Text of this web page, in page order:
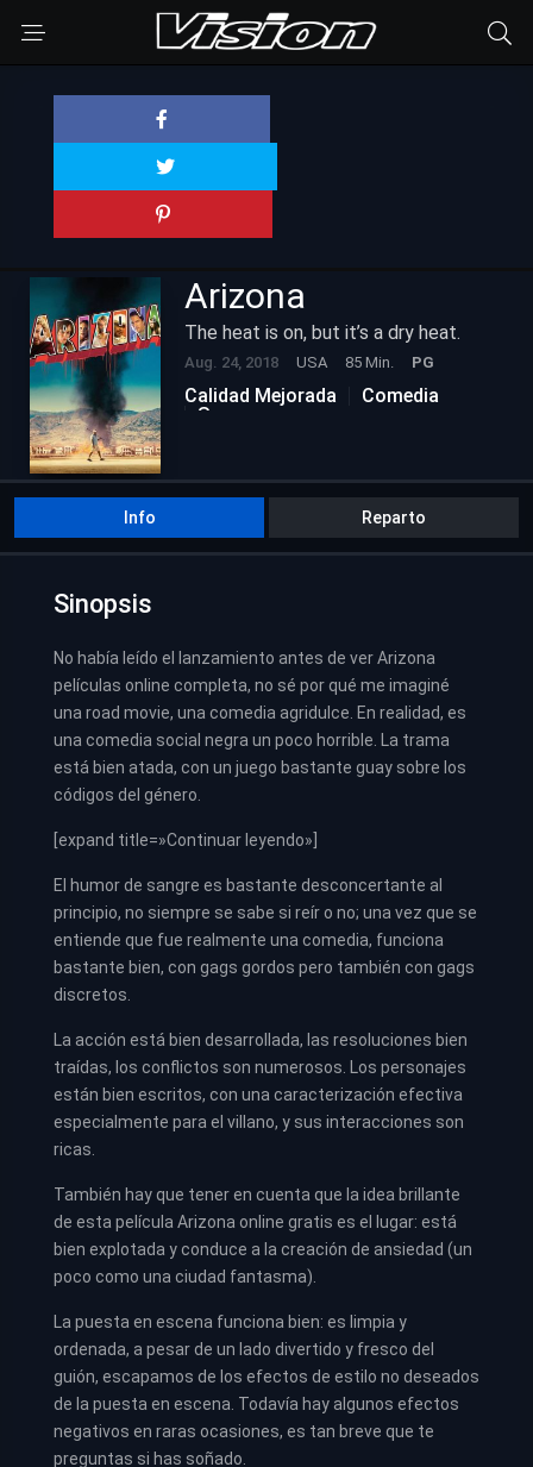
Arizona
The heat is on, but it’s a dry heat.
Aug. 24, 2018 USA 85 Min. PG
Calidad Mejorada
Comedia
Suspenso
Info Reparto
Sinopsis
No había leído el lanzamiento antes de ver Arizona
películas online completa, no sé por qué me imaginé
una road movie, una comedia agridulce. En realidad, es
una comedia social negra un poco horrible. La trama
está bien atada, con un juego bastante guay sobre los
códigos del género.
[expand title=»Continuar leyendo»]
El humor de sangre es bastante desconcertante al
principio, no siempre se sabe si reír o no; una vez que se
entiende que fue realmente una comedia, funciona
bastante bien, con gags gordos pero también con gags
discretos.
La acción está bien desarrollada, las resoluciones bien
traídas, los conflictos son numerosos. Los personajes
están bien escritos, con una caracterización efectiva
especialmente para el villano, y sus interacciones son
ricas.
También hay que tener en cuenta que la idea brillante
de esta película Arizona online gratis es el lugar: está
bien explotada y conduce a la creación de ansiedad (un
poco como una ciudad fantasma).
La puesta en escena funciona bien: es limpia y
ordenada, a pesar de un lado divertido y fresco del
guión, escapamos de los efectos de estilo no deseados
de la puesta en escena. Todavía hay algunos efectos
negativos en raras ocasiones, es tan breve que te
preguntas si has soñado.